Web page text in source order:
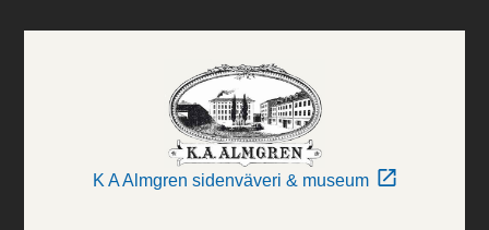
K A Almgren sidenväveri & museum